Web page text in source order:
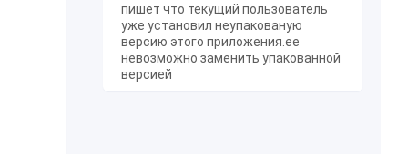
пишет что текущий пользователь
уже установил неупакованую
версию этого приложения.ее
невозможно заменить упакованной
версией